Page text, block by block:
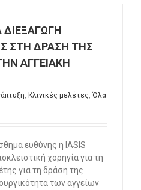
ΔΙΕΞΑΓΩΓΗ
ΣΤΗ ΔΡΑΣΗ ΤΗΣ
ΑΓΓΕΙΑΚΗ
, Κλινικές μελέτες, Όλα
ευθύνης η IASIS
χορηγία για τη
για τη δράση της
των αγγείων